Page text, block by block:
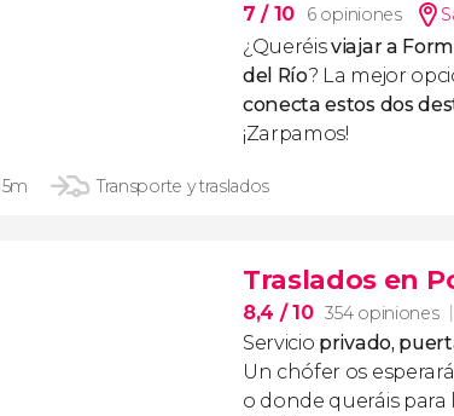
7/ 10 6 opiniones
¿Queréisviajar a
del Río? La mejor
conecta estos dos
¡Zarpamos!
Transporte y traslados
Traslados en
8,4 / 10 354 opiniones
Servicio privado,
Un chófer os
o donde queráis